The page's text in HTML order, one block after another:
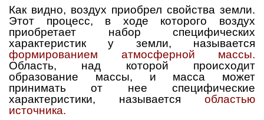
Как видно, воздух приобрел свойства земли.
Этот процесс, в ходе которого воздух
приобретает набор специфических
характеристик у земли, называется
формированием атмосферной массы.
Область, над которой происходит
образование массы, и масса может
принимать от нее специфические
характеристики, называется областью
источника.